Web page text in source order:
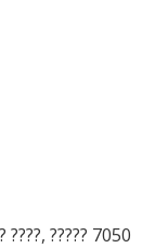
????, ????? 7050